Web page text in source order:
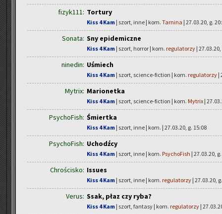
fizyk111: Tortury
Kiss 4 Kam | szort, inne | kom. Tarnina | 27.03.20, g.
Sonata: Sny epidemiczne
Kiss 4 Kam | szort, horror | kom. regulatorzy |
ninedin: Uśmiech
Kiss 4 Kam | szort, science-fiction | kom. regulatorzy |
Mytrix: Marionetka
Kiss 4 Kam | szort, science-fiction | kom. Mytrix |
PsychoFish: Śmiertka
Kiss 4 Kam | szort, inne | kom. | 27.03.20, g. 15:08
PsychoFish: Uchodźcy
Kiss 4 Kam | szort, inne | kom. PsychoFish | 27.03.20,
Chrościsko: Issues
Kiss 4 Kam | szort, inne | kom. regulatorzy | 27.03.20,
Verus: Ssak, płaz czy ryba?
Kiss 4 Kam | szort, fantasy | kom. regulatorzy |